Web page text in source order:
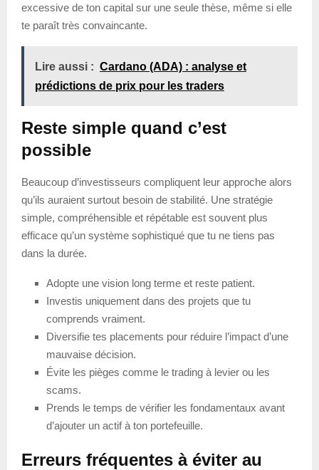
excessive de ton capital sur une seule thèse, même si elle
te paraît très convaincante.
Lire aussi : Cardano (ADA) : analyse et
prédictions de prix pour les traders
Reste simple quand c’est
possible
Beaucoup d’investisseurs compliquent leur approche alors
qu’ils auraient surtout besoin de stabilité. Une stratégie
simple, compréhensible et répétable est souvent plus
efficace qu’un système sophistiqué que tu ne tiens pas
dans la durée.
Adopte une vision long terme et reste patient.
Investis uniquement dans des projets que tu
comprends vraiment.
Diversifie tes placements pour réduire l’impact d’une
mauvaise décision.
Évite les pièges comme le trading à levier ou les
scams.
Prends le temps de vérifier les fondamentaux avant
d’ajouter un actif à ton portefeuille.
Erreurs fréquentes à éviter au